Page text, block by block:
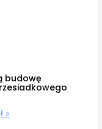
budowę
»